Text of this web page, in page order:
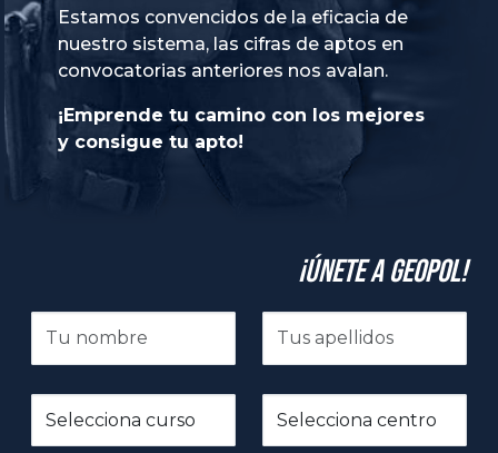
Estamos convencidos de la eficacia de
nuestro sistema, las cifras de aptos en
convocatorias anteriores nos avalan.
¡Emprende tu camino con los mejores
y consigue tu apto!
¡Únete a GeoPol!